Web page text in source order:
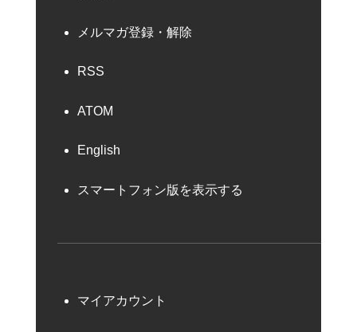
メルマガ登録・解除
RSS
ATOM
English
スマートフォン版を表示する
マイアカウント